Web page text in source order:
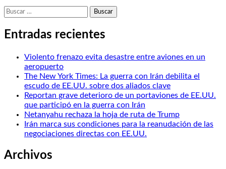
Buscar:
Entradas recientes
Violento frenazo evita desastre entre aviones en un
aeropuerto
The New York Times: La guerra con Irán debilita el
escudo de EE.UU. sobre dos aliados clave
Reportan grave deterioro de un portaviones de EE.UU.
que participó en la guerra con Irán
Netanyahu rechaza la hoja de ruta de Trump
Irán marca sus condiciones para la reanudación de las
negociaciones directas con EE.UU.
Archivos